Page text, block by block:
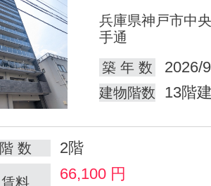
兵庫県神戸市中
手通
築 年 数
2026/
建物階数 13階
階 数 2階
賃料 66,100 円